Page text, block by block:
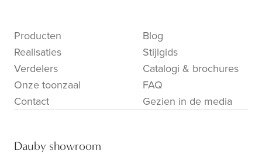
Producten
Realisaties
Verdelers
Onze toonzaal
Contact
Blog
Stijlgids
Catalogi & brochures
FAQ
Gezien in de media
Dauby showroom